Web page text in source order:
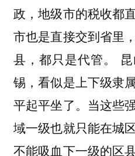
政，地级市的税收都
市也是直接交到省里
县，都只是代管。
锡，看似是上下级隶
平起平坐了。当这些
域一级也就只能在城
不能吸血下一级的区